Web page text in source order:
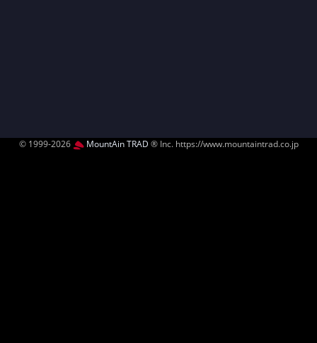
© 1999-2026 MountAin TRAD ® Inc. https://www.mountaintrad.co.jp